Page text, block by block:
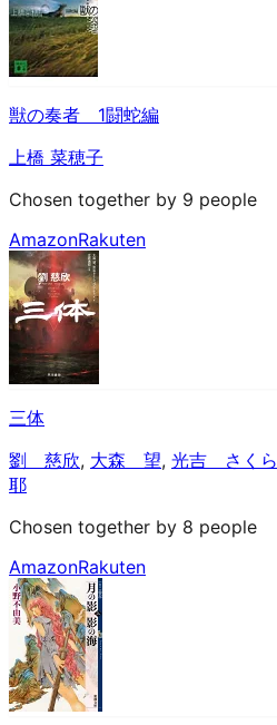
獣の奏者 1闘蛇編
上橋 菜穂子
Chosen together by 9 people
AmazonRakuten
三体
劉 慈欣, 大森 望, 光吉 さくら
耶
Chosen together by 8 people
AmazonRakuten